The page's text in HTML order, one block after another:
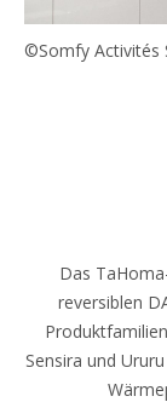
©Somfy Activités
Das
reversiblen
Sensira und